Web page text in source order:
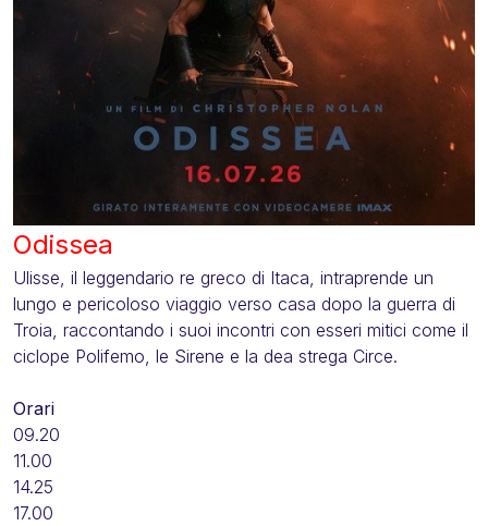
Odissea
Ulisse, il leggendario re greco di Itaca, intraprende un
lungo e pericoloso viaggio verso casa dopo la guerra di
Troia, raccontando i suoi incontri con esseri mitici come il
ciclope Polifemo, le Sirene e la dea strega Circe.
Orari
09.20
11.00
14.25
17.00